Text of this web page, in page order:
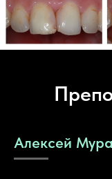
Алексей